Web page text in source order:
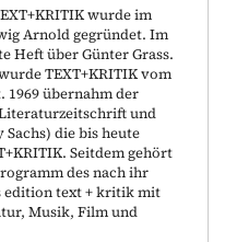
wurde im
Arnold gegründet. Im
Heft über Günter Grass.
TEXT+KRITIK vom
1969 übernahm der
und
die bis heute
Seitdem gehört
des nach ihr
edition text + kritik mit
Musik, Film und